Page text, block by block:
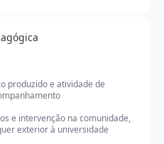
produzido e atividade de
e intervenção na comunidade,
exterior à universidade